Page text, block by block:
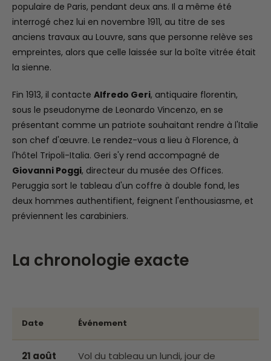
populaire de Paris, pendant deux ans. Il a même été
interrogé chez lui en novembre 1911, au titre de ses
anciens travaux au Louvre, sans que personne relève ses
empreintes, alors que celle laissée sur la boîte vitrée était
la sienne.
Fin 1913, il contacte Alfredo Geri, antiquaire florentin,
sous le pseudonyme de Leonardo Vincenzo, en se
présentant comme un patriote souhaitant rendre à l'Italie
son chef d'œuvre. Le rendez-vous a lieu à Florence, à
l'hôtel Tripoli-Italia. Geri s'y rend accompagné de
Giovanni Poggi, directeur du musée des Offices.
Peruggia sort le tableau d'un coffre à double fond, les
deux hommes authentifient, feignent l'enthousiasme, et
préviennent les carabiniers.
La chronologie exacte
Date Événement
21 août
Vol du tableau un lundi, jour de